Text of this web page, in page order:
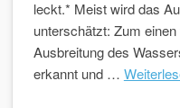
leckt.* Meist wird das
unterschätzt: Zum
Ausbreitung des
erkannt und …